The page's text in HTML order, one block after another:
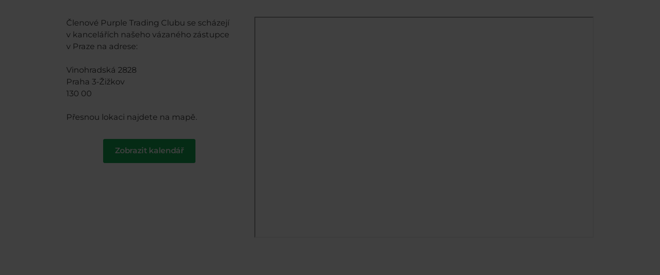
Členové Purple Trading Clubu se scházejí
v kancelářích našeho vázaného zástupce
v Praze na adrese:
Vinohradská 2828
Praha 3-Žižkov
130 00
Přesnou lokaci najdete na mapě.
Zobrazit kalendář